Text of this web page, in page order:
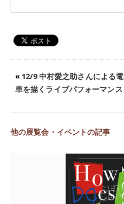
« 12/9 中村愛之助さんによる電
車を描くライブパフォーマンス
他の展覧会・イベントの記事